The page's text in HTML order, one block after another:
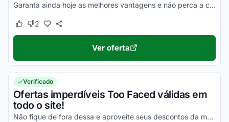
Garanta ainda hoje as melhores vantagens e não perca a chance de economizar na compra de todos os seus produtos!
Este cupom funcionou
Este cupom não funcionou
2
Ver oferta
Verificado
Ofertas imperdíveis Too Faced válidas em
todo o site!
Não fique de fora dessa e aproveite seus descontos da melhor maneira possível!